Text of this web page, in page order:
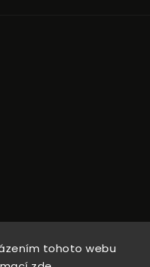
tohoto webu
. Všechna práva vyhrazena.